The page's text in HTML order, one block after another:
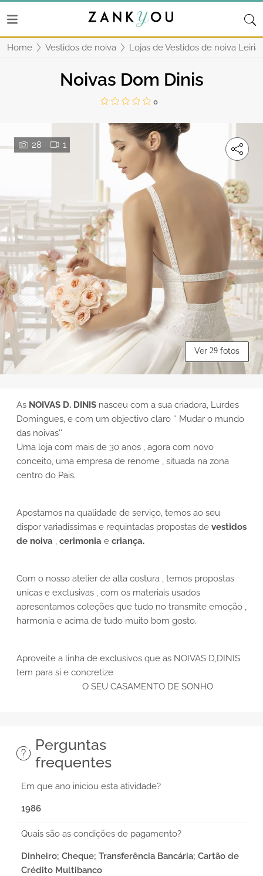
Home Vestidos de noiva Lojas de Vestidos de noiva Leiria
Noivas Dom Dinis
0
28 1
Ver 29 fotos
As NOIVAS D. DINIS nasceu com a sua criadora, Lurdes
Domingues, e com um objectivo claro '' Mudar o mundo
das noivas''
Uma loja com mais de 30 anos , agora com novo
conceito, uma empresa de renome , situada na zona
centro do Pais.
Apostamos na qualidade de serviço, temos ao seu
dispor variadissimas e requintadas propostas de vestidos
de noiva , cerimonia e criança.
Com o nosso atelier de alta costura , temos propostas
unicas e exclusivas , com os materiais usados
apresentamos coleções que tudo no transmite emoção ,
harmonia e acima de tudo muito bom gosto.
Aproveite a linha de exclusivos que as NOIVAS D,DINIS
tem para si e concretize
O SEU CASAMENTO DE SONHO
Perguntas
frequentes
Em que ano iniciou esta atividade?
1986
Quais são as condições de pagamento?
Dinheiro; Cheque; Transferência Bancária; Cartão de
Crédito Multibanco